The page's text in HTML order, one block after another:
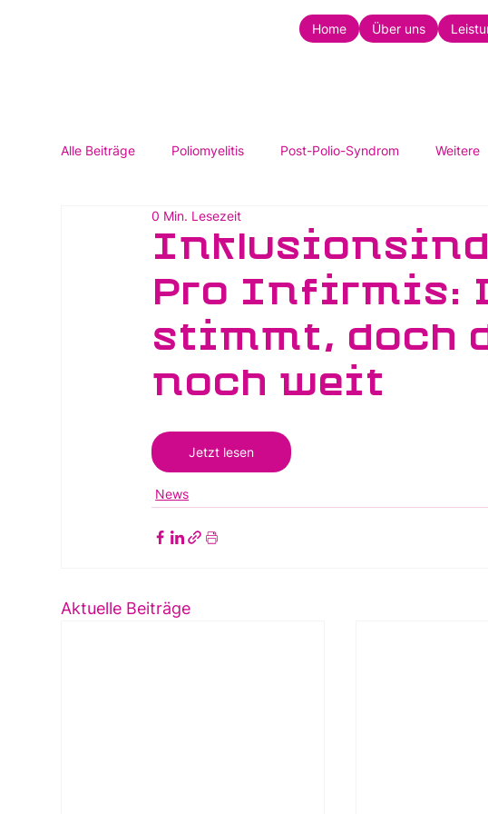
Home Über uns
Alle Beiträge Poliomyelitis Post-Polio-Syndrom Weitere
Pro Infirmis:
stimmt, doch
noch weit
0 Min. Lesezeit
Jetzt lesen
News
Aktuelle Beiträge